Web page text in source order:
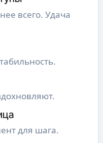
всего. Удача
для шага.